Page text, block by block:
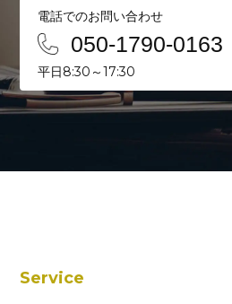
電話でのお問い合わせ
050-1790-0163
平日8:30～17:30
Service